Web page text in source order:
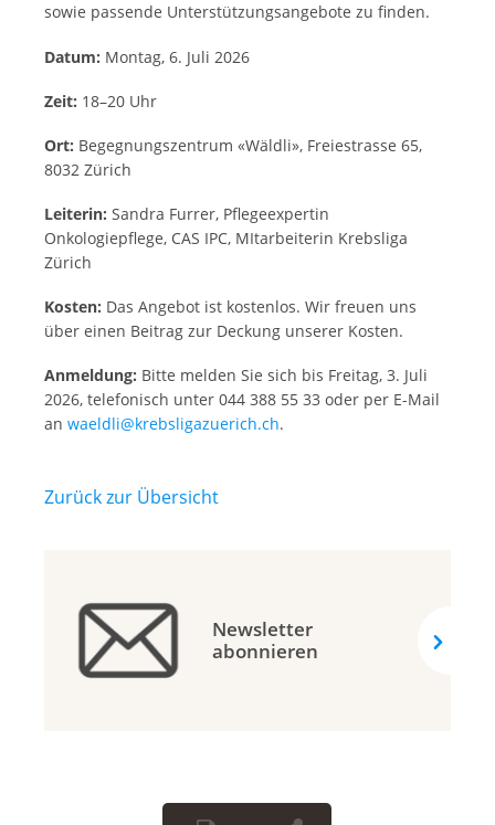
sowie passende Unterstützungsangebote zu finden.
Datum: Montag, 6. Juli 2026
Zeit: 18–20 Uhr
Ort: Begegnungszentrum «Wäldli», Freiestrasse 65,
8032 Zürich
Leiterin: Sandra Furrer, Pflegeexpertin
Onkologiepflege, CAS IPC, MItarbeiterin Krebsliga
Zürich
Kosten: Das Angebot ist kostenlos. Wir freuen uns
über einen Beitrag zur Deckung unserer Kosten.
Anmeldung: Bitte melden Sie sich bis Freitag, 3. Juli
2026, telefonisch unter 044 388 55 33 oder per E-Mail
an waeldli@krebsligazuerich.ch.
Zurück zur Übersicht
Newsletter
abonnieren